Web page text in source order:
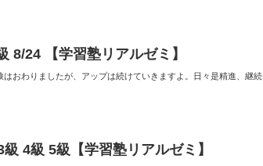
8/24 【学習塾リアルゼミ】
はおわりましたが、アップは続けていきますよ。日々是精進、継続
4級 5級【学習塾リアルゼミ】